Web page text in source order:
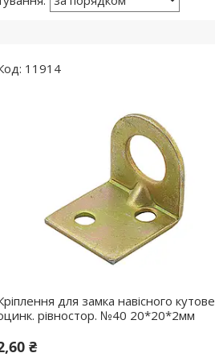
11914
для замка навісного кутове
рівностор. №40 20*20*2мм
₴